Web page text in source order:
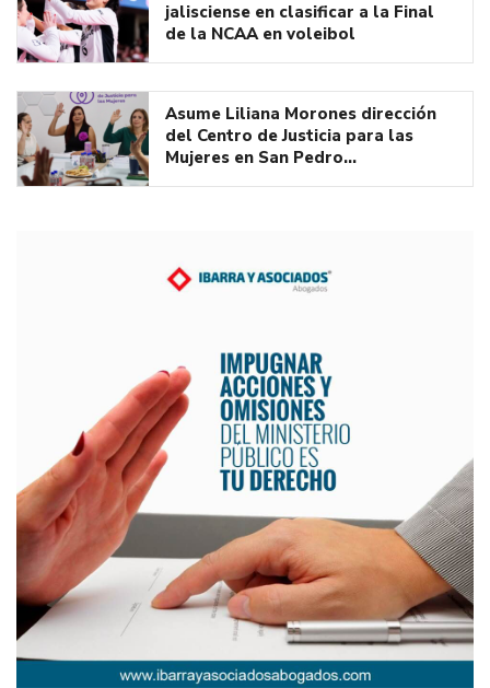
jalisciense en clasificar a la Final
de la NCAA en voleibol
Asume Liliana Morones dirección
del Centro de Justicia para las
Mujeres en San Pedro…